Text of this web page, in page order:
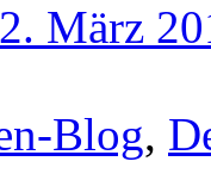
2. März
Blog,